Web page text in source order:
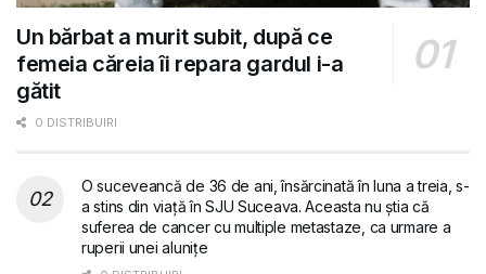
Un bărbat a murit subit, după ce
femeia căreia îi repara gardul i-a
gătit
0 DISTRIBUIRI
O suceveancă de 36 de ani, însărcinată în luna a treia, s-
a stins din viață în SJU Suceava. Aceasta nu știa că
suferea de cancer cu multiple metastaze, ca urmare a
ruperii unei alunițe